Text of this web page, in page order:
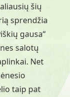
šių
sprendžia
gausa“
salotų
Net
taip pat